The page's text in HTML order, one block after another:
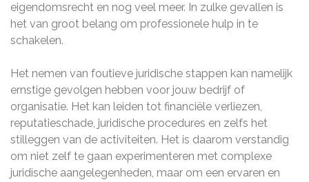
eigendomsrecht en nog veel meer. In zulke gevallen is
het van groot belang om professionele hulp in te
schakelen.
Het nemen van foutieve juridische stappen kan namelijk
ernstige gevolgen hebben voor jouw bedrijf of
organisatie. Het kan leiden tot financiële verliezen,
reputatieschade, juridische procedures en zelfs het
stilleggen van de activiteiten. Het is daarom verstandig
om niet zelf te gaan experimenteren met complexe
juridische aangelegenheden, maar om een ervaren en